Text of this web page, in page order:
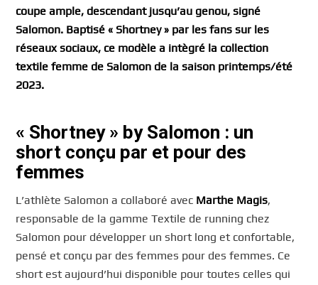
coupe ample, descendant jusqu’au genou, signé
Salomon. Baptisé « Shortney » par les fans sur les
réseaux sociaux, ce modèle a intègré la collection
textile femme de Salomon de la saison printemps/été
2023.
« Shortney » by Salomon : un
short conçu par et pour des
femmes
L’athlète Salomon a collaboré avec Marthe Magis,
responsable de la gamme Textile de running chez
Salomon pour développer un short long et confortable,
pensé et conçu par des femmes pour des femmes. Ce
short est aujourd’hui disponible pour toutes celles qui